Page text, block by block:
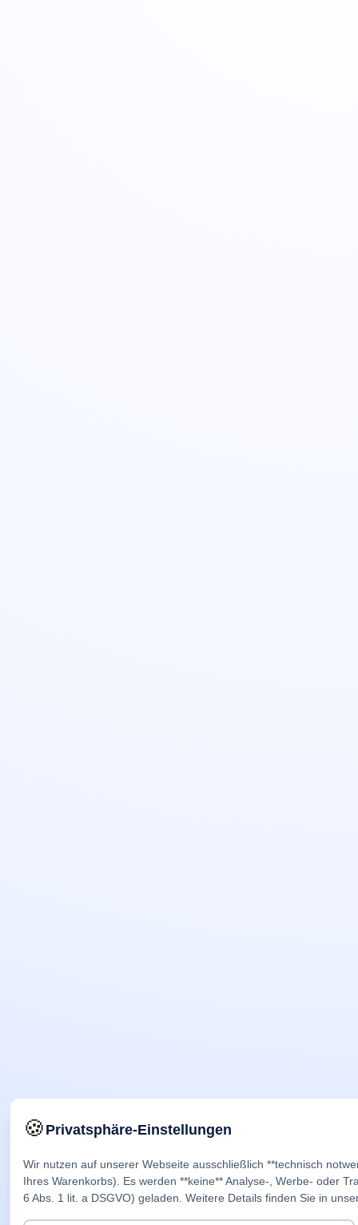
🍪Privatsphäre-Einstellungen
Wir nutzen auf unserer Webseite ausschließlich **technisch
Ihres Warenkorbs). Es werden **keine** Analyse-, Werbe- oder
6 Abs. 1 lit. a DSGVO) geladen. Weitere Details finden Sie in